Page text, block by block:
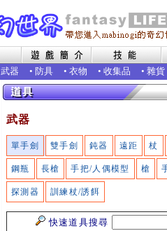
武器 • 防具 • 衣物 • 收集品 • 雜貨
武器
單手劍 雙手劍 鈍器 遠距 杖
鋼瓶 長槍 手把/人偶模型 槍
探測器 訓練杖/誘餌
快速道具搜尋